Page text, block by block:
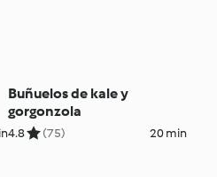
Buñuelos de kale y
gorgonzola
4.8 (75) 20 min